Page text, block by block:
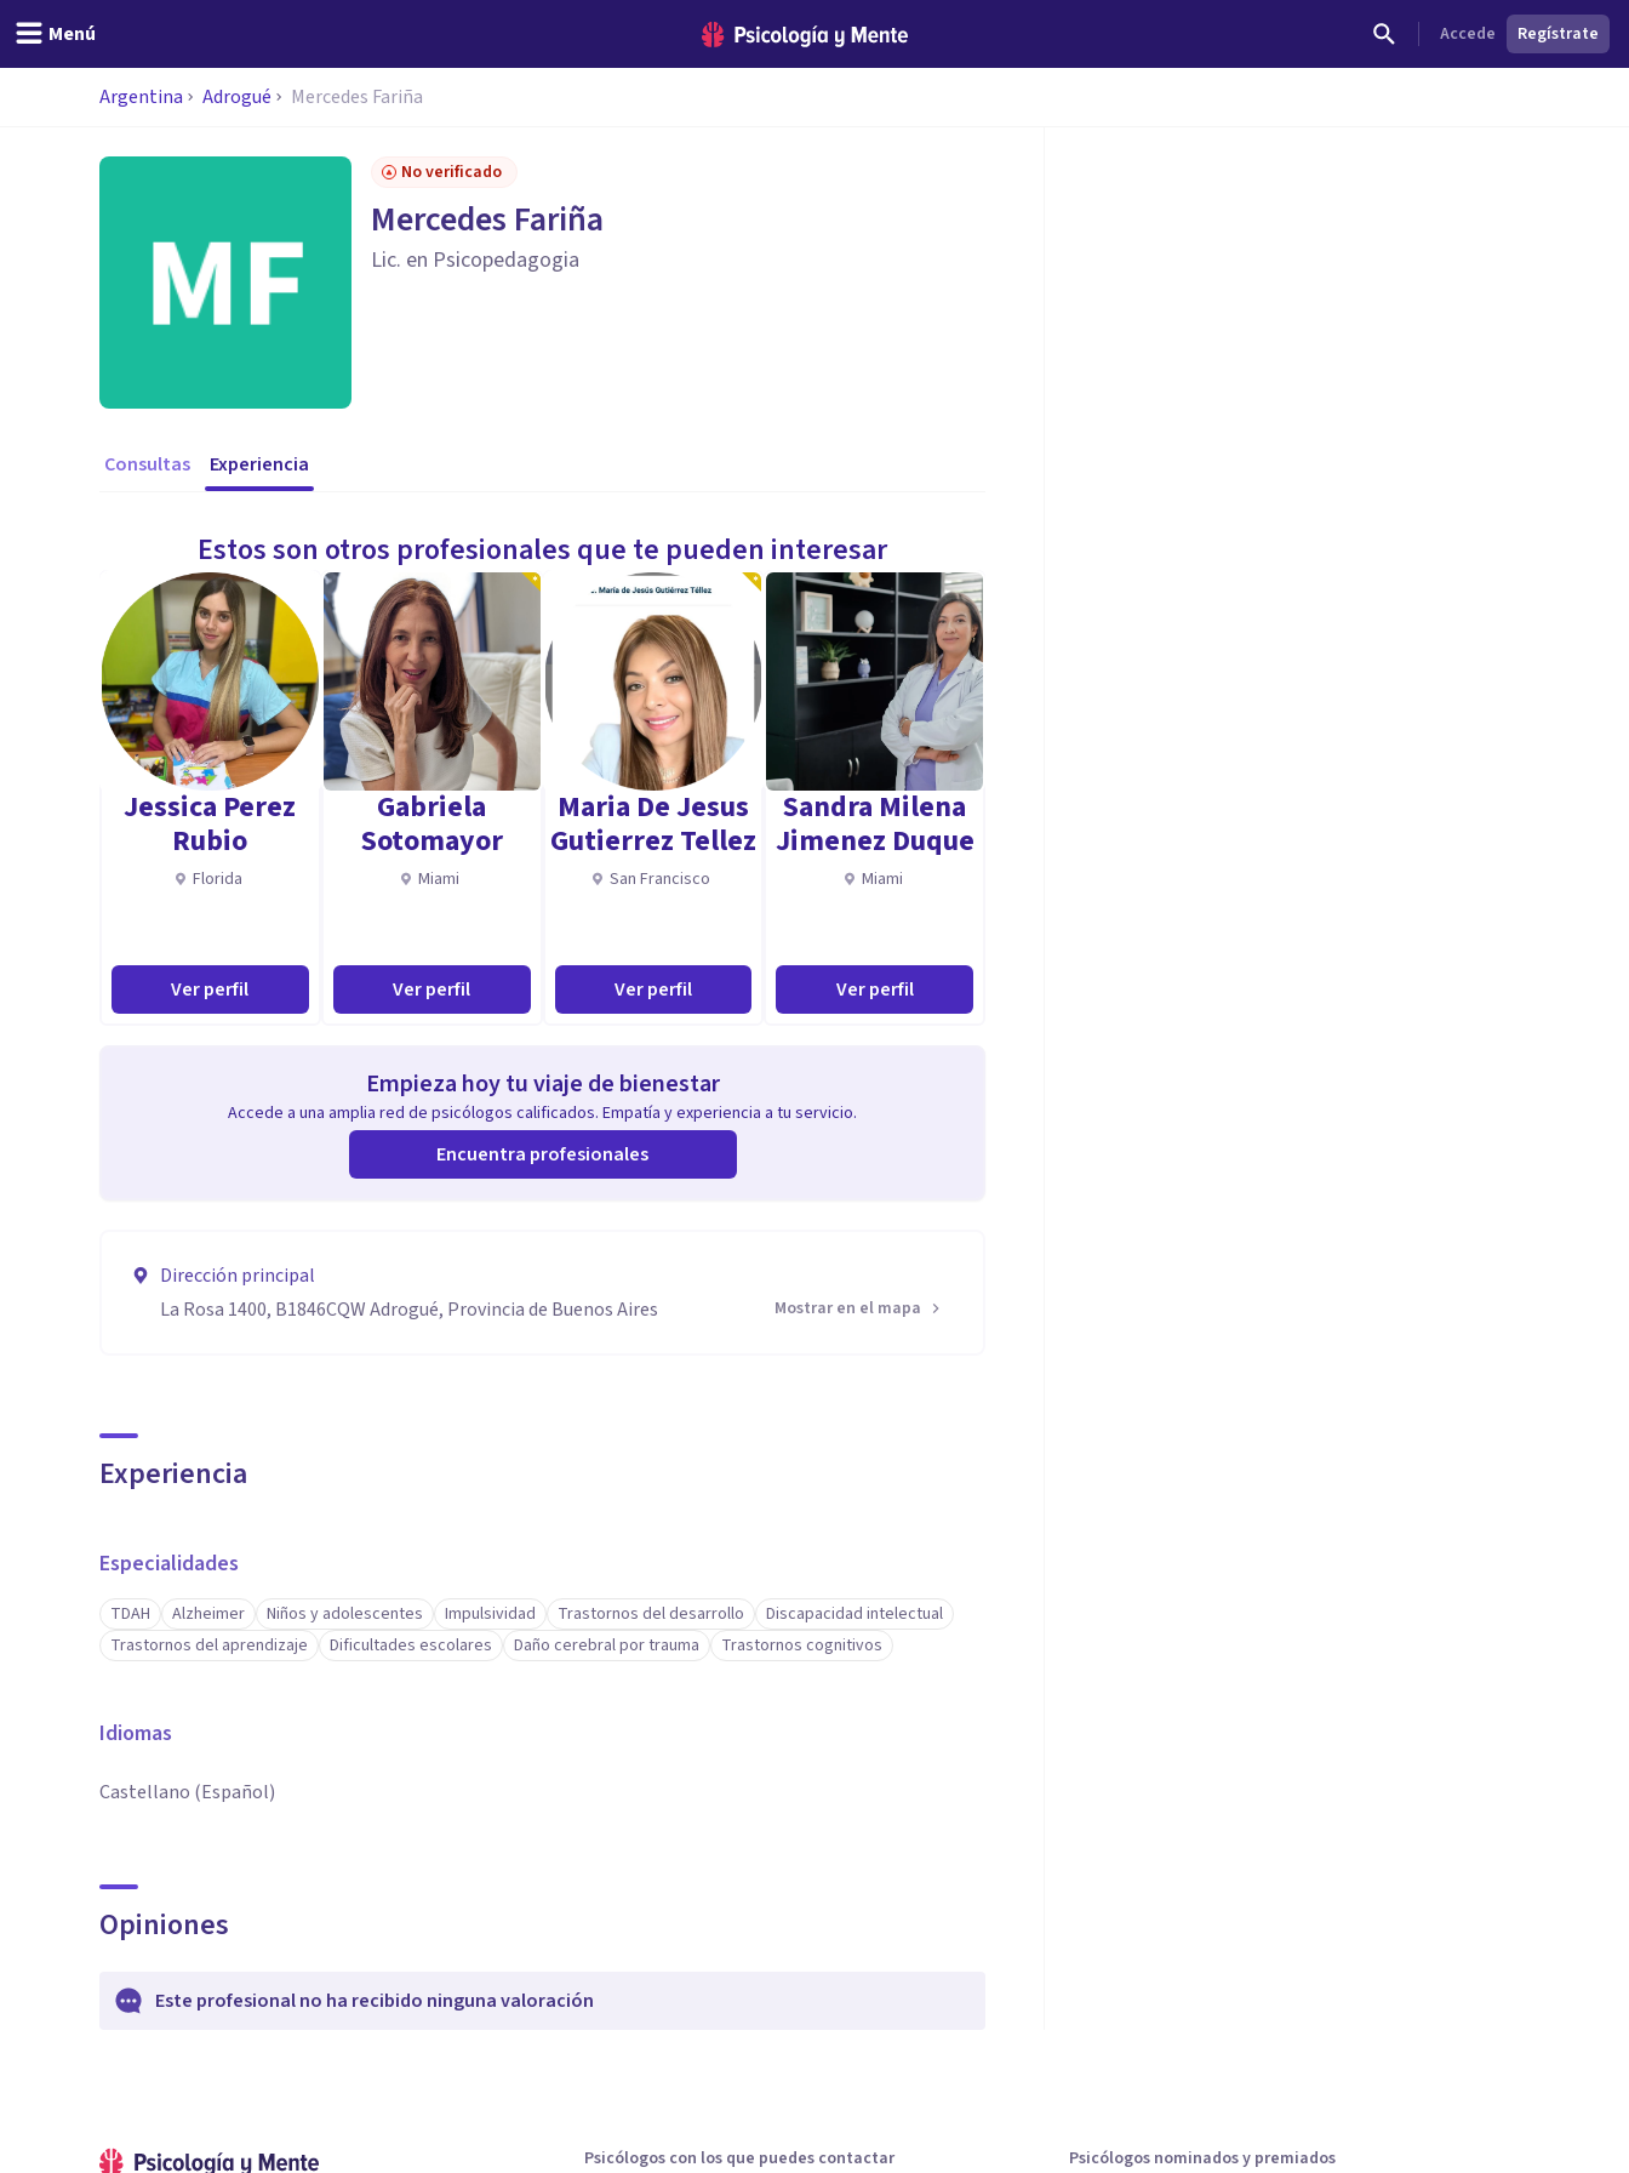
Menú Accede Regístrate
Argentina Adrogué Mercedes Fariña
No verificado
Mercedes Fariña
Lic. en Psicopedagogia
Consultas Experiencia
Estos son otros profesionales que te pueden interesar
Jessica Perez
Rubio
Florida
Ver perfil
Gabriela
Sotomayor
Miami
Ver perfil
Maria De Jesus
Gutierrez Tellez
San Francisco
Ver perfil
Sandra Milena
Jimenez Duque
Miami
Ver perfil
Empieza hoy tu viaje de bienestar
Accede a una amplia red de psicólogos calificados. Empatía y experiencia a tu servicio.
Encuentra profesionales
Dirección principal
La Rosa 1400, B1846CQW Adrogué, Provincia de Buenos Aires
Mostrar en el mapa
Experiencia
Especialidades
TDAH Alzheimer Niños y adolescentes Impulsividad Trastornos del desarrollo
Discapacidad intelectual
Trastornos del aprendizaje
Dificultades escolares Daño cerebral por trauma Trastornos cognitivos
Idiomas
Castellano (Español)
Opiniones
Este profesional no ha recibido ninguna valoración
Psicólogos con los que puedes contactar Psicólogos nominados y premiados